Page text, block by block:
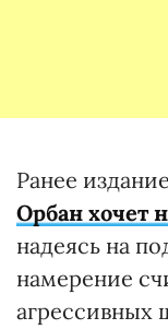
Ранее
Орбан хочет
надеясь на
намерение
агрессивных